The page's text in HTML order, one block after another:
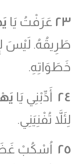
٢٣ عَرَفْتُ يَا
طَرِيقُهُ. لَيْسَ
خَطَوَاتِهِ.
٢٤ أَدِّبْنِي يَا
لِئَلاَّ تُفْنِيَنِي.
٢٥ اُسْكُبْ